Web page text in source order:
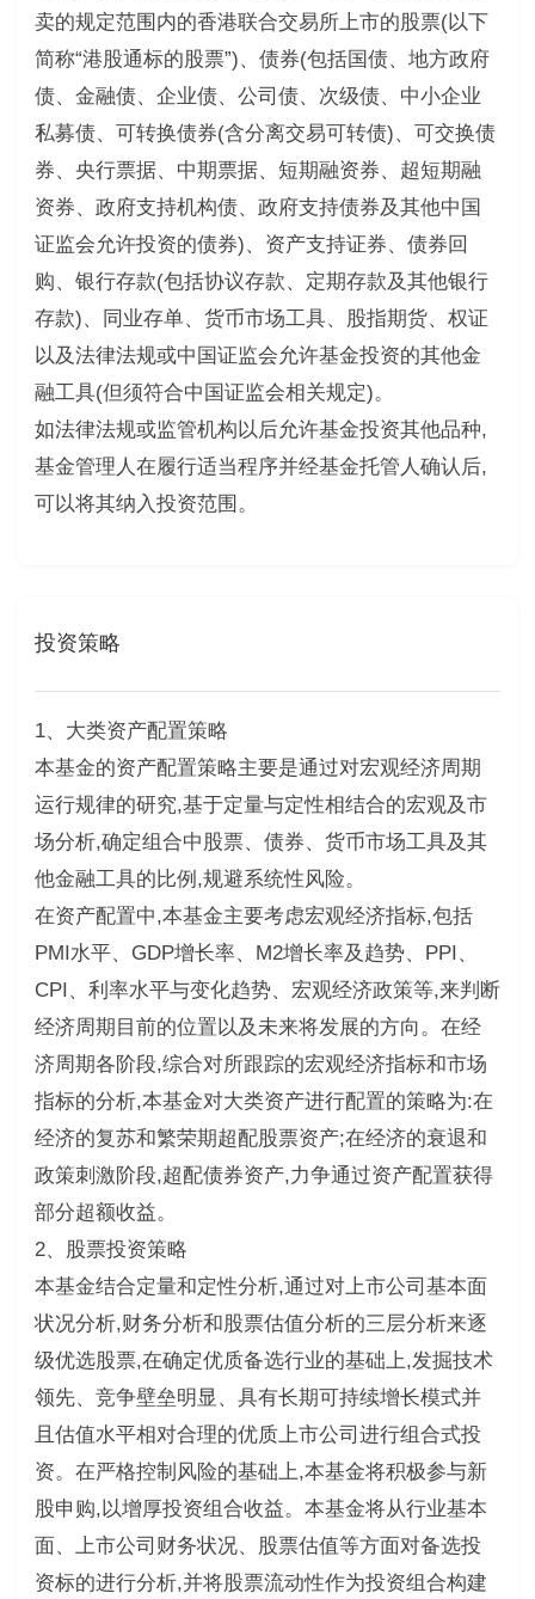
卖的规定范围内的香港联合交易所上市的股票(以下
简称“港股通标的股票”)、债券(包括国债、地方政府
债、金融债、企业债、公司债、次级债、中小企业
私募债、可转换债券(含分离交易可转债)、可交换债
券、央行票据、中期票据、短期融资券、超短期融
资券、政府支持机构债、政府支持债券及其他中国
证监会允许投资的债券)、资产支持证券、债券回
购、银行存款(包括协议存款、定期存款及其他银行
存款)、同业存单、货币市场工具、股指期货、权证
以及法律法规或中国证监会允许基金投资的其他金
融工具(但须符合中国证监会相关规定)。
如法律法规或监管机构以后允许基金投资其他品种,
基金管理人在履行适当程序并经基金托管人确认后,
可以将其纳入投资范围。
投资策略
1、大类资产配置策略
本基金的资产配置策略主要是通过对宏观经济周期
运行规律的研究,基于定量与定性相结合的宏观及市
场分析,确定组合中股票、债券、货币市场工具及其
他金融工具的比例,规避系统性风险。
在资产配置中,本基金主要考虑宏观经济指标,包括
PMI水平、GDP增长率、M2增长率及趋势、PPI、
CPI、利率水平与变化趋势、宏观经济政策等,来判断
经济周期目前的位置以及未来将发展的方向。在经
济周期各阶段,综合对所跟踪的宏观经济指标和市场
指标的分析,本基金对大类资产进行配置的策略为:在
经济的复苏和繁荣期超配股票资产;在经济的衰退和
政策刺激阶段,超配债券资产,力争通过资产配置获得
部分超额收益。
2、股票投资策略
本基金结合定量和定性分析,通过对上市公司基本面
状况分析,财务分析和股票估值分析的三层分析来逐
级优选股票,在确定优质备选行业的基础上,发掘技术
领先、竞争壁垒明显、具有长期可持续增长模式并
且估值水平相对合理的优质上市公司进行组合式投
资。在严格控制风险的基础上,本基金将积极参与新
股申购,以增厚投资组合收益。本基金将从行业基本
面、上市公司财务状况、股票估值等方面对备选投
资标的进行分析,并将股票流动性作为投资组合构建